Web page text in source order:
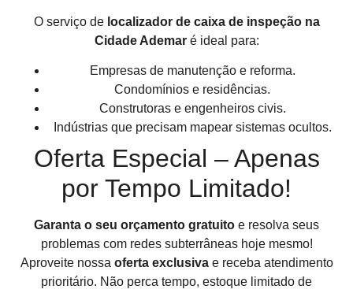
O serviço de localizador de caixa de inspeção na
Cidade Ademaré ideal para:
Empresas de manutenção e reforma.
Condomínios e residências.
Construtoras e engenheiros civis.
Indústrias que precisam mapear sistemas ocultos.
Oferta Especial – Apenas
por Tempo Limitado!
Garanta o seu orçamento gratuito e resolva seus
problemas com redes subterrâneas hoje mesmo!
Aproveite nossa oferta exclusivae receba atendimento
prioritário. Não perca tempo, estoque limitado de